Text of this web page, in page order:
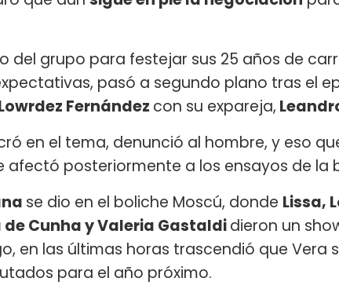
del grupo para festejar sus 25 años de
pasó a segundo plano tras el
Fernández con su expareja,
en el tema, denunció al hombre, y eso
afectó posteriormente a los ensayos de la
se dio en el boliche Moscú, donde Lissa,
Cunha y Valeria Gastaldidieron un
en las últimas horas trascendió que Vera
para el año próximo.